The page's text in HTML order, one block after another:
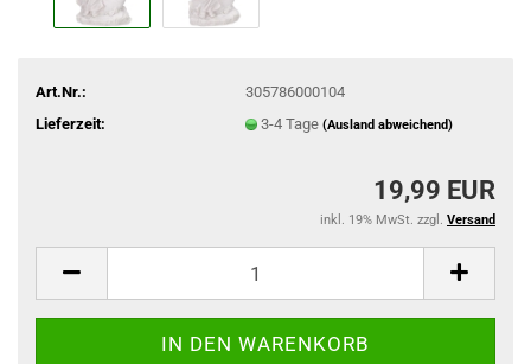
Art.Nr.:
305786000104
Lieferzeit:
3-4 Tage (Ausland abweichend)
19,99 EUR
inkl. 19% MwSt. zzgl. Versand